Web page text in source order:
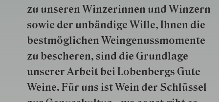
zu unseren Win­zer­innen und Win­zern
so­wie der un­bän­dige Wille, Ihnen die
best­mög­lich­en Wein­genuss­momente
zu besche­ren, sind die Grund­lage
unserer Arbeit bei Lobenbergs Gute
Weine. Für uns ist Wein der Schlüs­sel